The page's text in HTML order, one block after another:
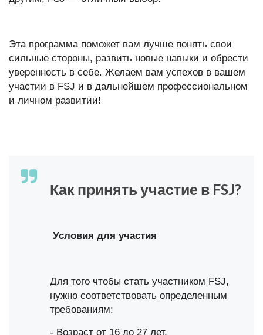
Эта программа поможет вам лучше понять свои
сильные стороны, развить новые навыки и обрести
уверенность в себе. Желаем вам успехов в вашем
участии в FSJ и в дальнейшем профессиональном
и личном развитии!
Как принять участие в FSJ?
Условия для участия
Для того чтобы стать участником FSJ,
нужно соответствовать определенным
требованиям:
- Возраст от 16 до 27 лет.